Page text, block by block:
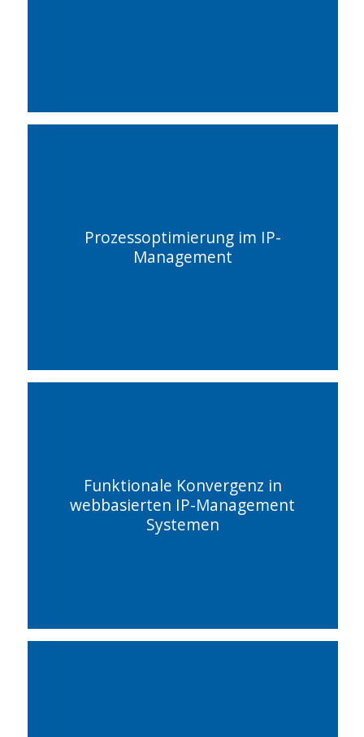
Prozessoptimierung im IP-
Management
Funktionale Konvergenz in
webbasierten IP-Management
Systemen